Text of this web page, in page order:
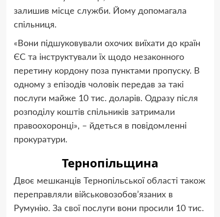
залишив місце служби. Йому допомагала
спільниця.
«Вони підшуковували охочих виїхати до країн
ЄС та інструктували їх щодо незаконного
перетину кордону поза пунктами пропуску. В
одному з епізодів чоловік передав за такі
послуги майже 10 тис. доларів. Одразу після
розподілу коштів спільників затримали
правоохоронці», – йдеться в повідомленні
прокуратури.
Тернопільщина
Двоє мешканців Тернопільської області також
переправляли військовозобов’язаних в
Румунію. За свої послуги вони просили 10 тис.